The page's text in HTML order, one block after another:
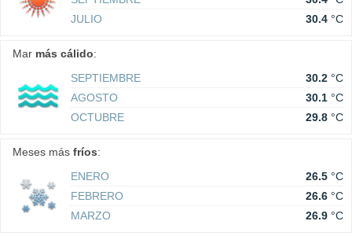
JULIO
30.4 °C
Mar más cálido:
SEPTIEMBRE
30.2 °C
AGOSTO
30.1 °C
OCTUBRE
29.8 °C
Meses más fríos:
ENERO
26.5 °C
FEBRERO
26.6 °C
MARZO
26.9 °C